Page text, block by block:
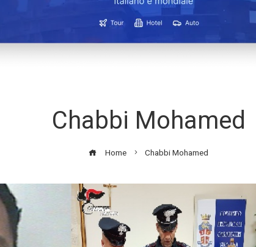
Chabbi Mohamed
Home Chabbi Mohamed